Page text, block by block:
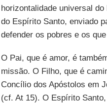
horizontalidade universal
do Espírito Santo, enviado
defender os pobres e os
O Pai, que é amor, é
missão. O Filho, que é
Concílio dos Apóstolos em
(cf. At 15). O Espírito